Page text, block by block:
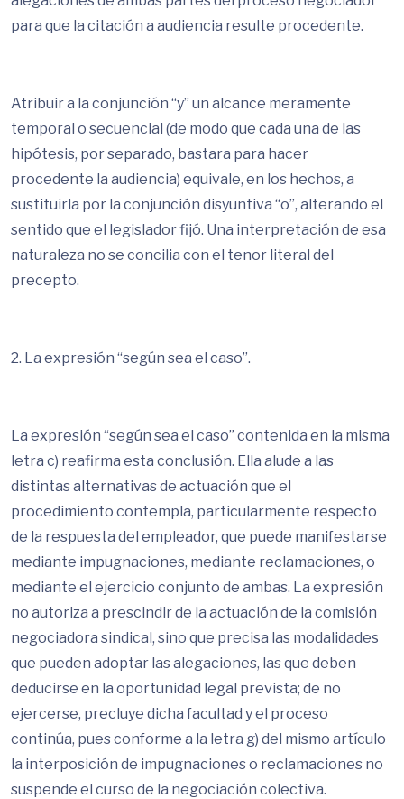
para que la citación a audiencia resulte procedente.
Atribuir a la conjunción “y” un alcance meramente
temporal o secuencial (de modo que cada una de las
hipótesis, por separado, bastara para hacer
procedente la audiencia) equivale, en los hechos, a
sustituirla por la conjunción disyuntiva “o”, alterando el
sentido que el legislador fijó. Una interpretación de esa
naturaleza no se concilia con el tenor literal del
precepto.
2. La expresión “según sea el caso”.
La expresión “según sea el caso” contenida en la misma
letra c) reafirma esta conclusión. Ella alude a las
distintas alternativas de actuación que el
procedimiento contempla, particularmente respecto
de la respuesta del empleador, que puede manifestarse
mediante impugnaciones, mediante reclamaciones, o
mediante el ejercicio conjunto de ambas. La expresión
no autoriza a prescindir de la actuación de la comisión
negociadora sindical, sino que precisa las modalidades
que pueden adoptar las alegaciones, las que deben
deducirse en la oportunidad legal prevista; de no
ejercerse, precluye dicha facultad y el proceso
continúa, pues conforme a la letra g) del mismo artículo
la interposición de impugnaciones o reclamaciones no
suspende el curso de la negociación colectiva.